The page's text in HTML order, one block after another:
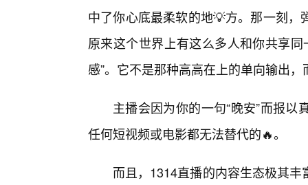
中了你心底最柔软的地💡方。那一刻
原来这个世界上有这么多人和你共享
感”。它不是那种高高在上的单向输出
主播会因为你的一句“晚安”而报
任何短视频或电影都无法替代的🔥。
而且，1314直播的内容生态极其